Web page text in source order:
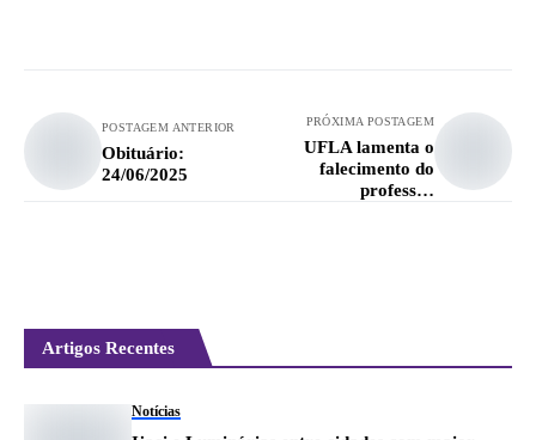
POSTAGEM ANTERIOR
Obituário:
24/06/2025
PRÓXIMA POSTAGEM
UFLA lamenta o
falecimento do
professor
Artigos Recentes
Notícias